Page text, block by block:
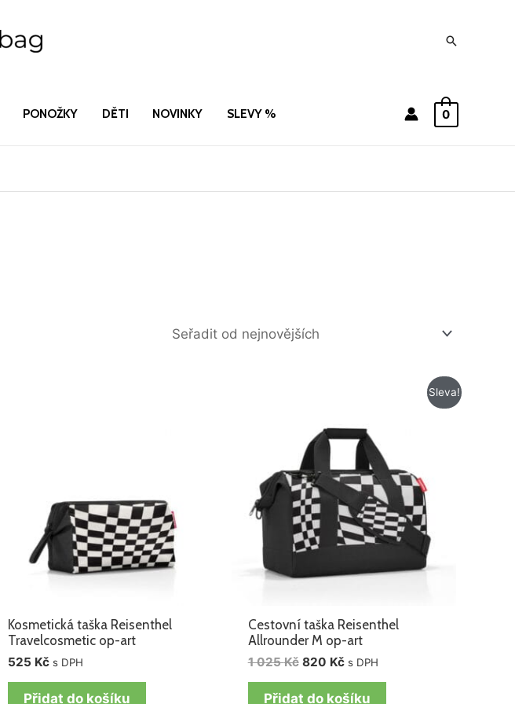
Hledat
PONOŽKY DĚTI NOVINKY SLEVY % 0
Kosmetická taška Reisenthel
Travelcosmetic op-art
525 Kč s DPH
Přidat do košíku
Sleva!
Cestovní taška Reisenthel
Allrounder M op-art
1 025Kč
025 Kč.
820 Kč
820 Kč.
s DPH
Přidat do košíku